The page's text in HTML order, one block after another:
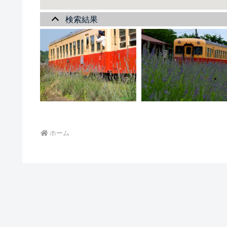
検索結果
ホーム